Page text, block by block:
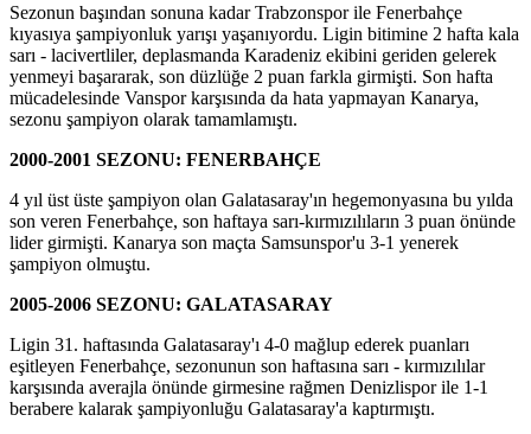
Sezonun başından sonuna kadar Trabzonspor ile Fenerbahçe
kıyasıya şampiyonluk yarışı yaşanıyordu. Ligin bitimine 2 hafta kala
sarı - lacivertliler, deplasmanda Karadeniz ekibini geriden gelerek
yenmeyi başararak, son düzlüğe 2 puan farkla girmişti. Son hafta
mücadelesinde Vanspor karşısında da hata yapmayan Kanarya,
sezonu şampiyon olarak tamamlamıştı.
2000-2001 SEZONU: FENERBAHÇE
4 yıl üst üste şampiyon olan Galatasaray'ın hegemonyasına bu yılda
son veren Fenerbahçe, son haftaya sarı-kırmızılıların 3 puan önünde
lider girmişti. Kanarya son maçta Samsunspor'u 3-1 yenerek
şampiyon olmuştu.
2005-2006 SEZONU: GALATASARAY
Ligin 31. haftasında Galatasaray'ı 4-0 mağlup ederek puanları
eşitleyen Fenerbahçe, sezonunun son haftasına sarı - kırmızılılar
karşısında averajla önünde girmesine rağmen Denizlispor ile 1-1
berabere kalarak şampiyonluğu Galatasaray'a kaptırmıştı.